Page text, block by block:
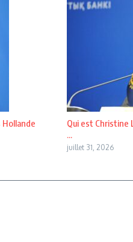
Qui est Christine
...
juillet 31, 2026